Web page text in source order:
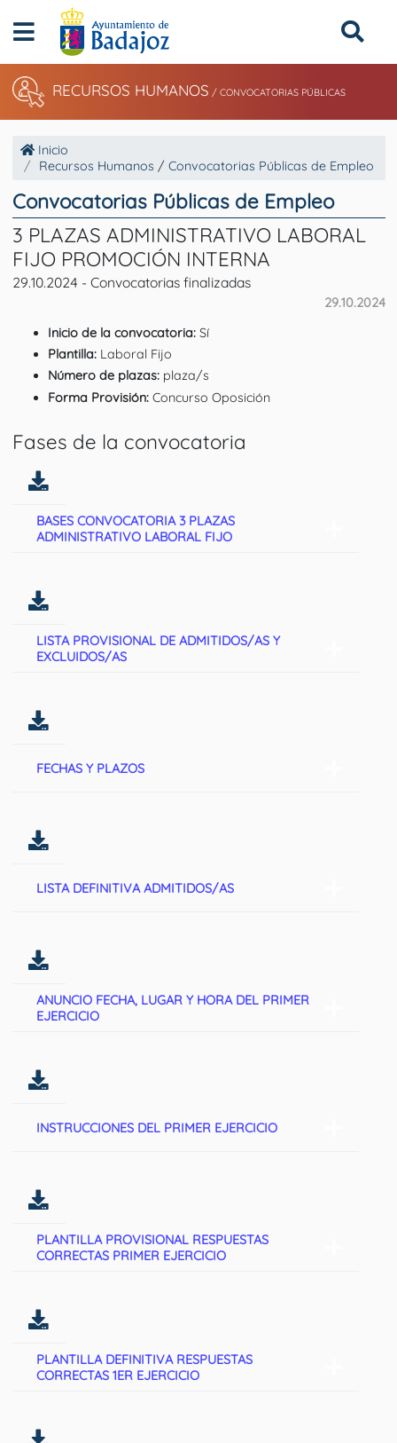
RECURSOS HUMANOS / CONVOCATORIAS PÚBLICAS
Inicio
Recursos Humanos / Convocatorias Públicas de Empleo
Convocatorias Públicas de Empleo
3 PLAZAS ADMINISTRATIVO LABORAL
FIJO PROMOCIÓN INTERNA
29.10.2024 - Convocatorias finalizadas
29.10.2024
Inicio de la convocatoria:Sí
Plantilla: Laboral Fijo
Número de plazas:plaza/s
Forma Provisión:Concurso Oposición
Fases de la convocatoria
BASES CONVOCATORIA 3 PLAZAS
ADMINISTRATIVO LABORAL FIJO
LISTA PROVISIONAL DE ADMITIDOS/AS Y
EXCLUIDOS/AS
FECHAS Y PLAZOS
LISTA DEFINITIVA ADMITIDOS/AS
ANUNCIO FECHA, LUGAR Y HORA DEL PRIMER
EJERCICIO
INSTRUCCIONES DEL PRIMER EJERCICIO
PLANTILLA PROVISIONAL RESPUESTAS
CORRECTAS PRIMER EJERCICIO
PLANTILLA DEFINITIVA RESPUESTAS
CORRECTAS 1ER EJERCICIO